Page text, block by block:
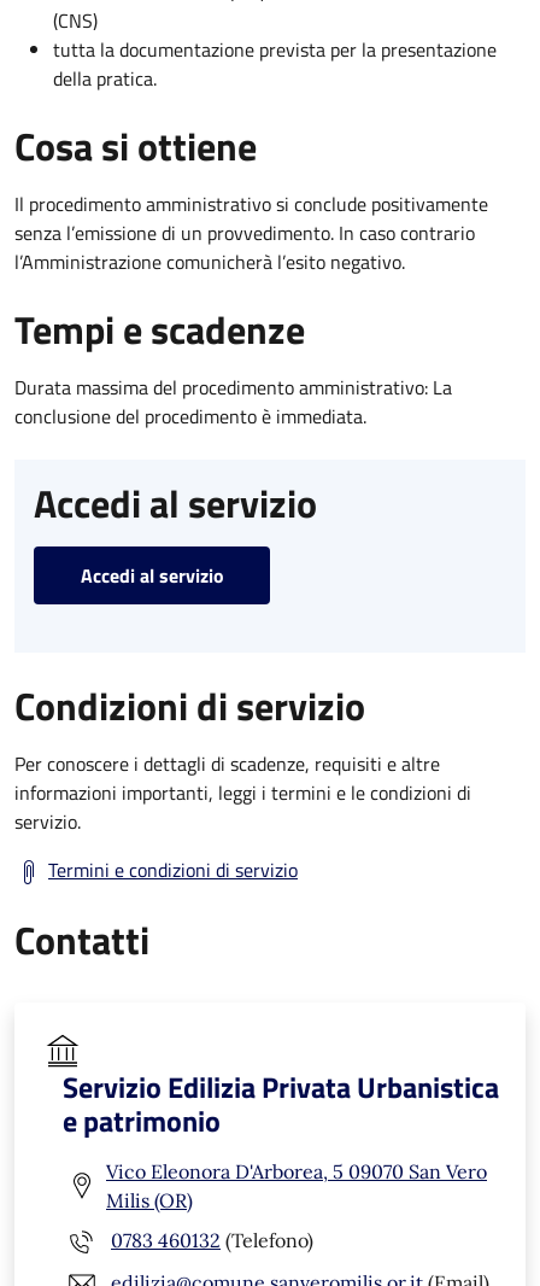
(CNS)
tutta la documentazione prevista per la presentazione
della pratica.
Cosa si ottiene
Il procedimento amministrativo si conclude positivamente
senza l’emissione di un provvedimento. In caso contrario
l’Amministrazione comunicherà l’esito negativo.
Tempi e scadenze
Durata massima del procedimento amministrativo: La
conclusione del procedimento è immediata.
Accedi al servizio
Accedi al servizio
Condizioni di servizio
Per conoscere i dettagli di scadenze, requisiti e altre
informazioni importanti, leggi i termini e le condizioni di
servizio.
Termini e condizioni di servizio
Contatti
Servizio Edilizia Privata Urbanistica
e patrimonio
Vico Eleonora D'Arborea, 5 09070 San Vero
Milis (OR)
0783 460132 (Telefono)